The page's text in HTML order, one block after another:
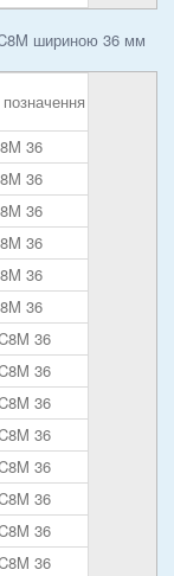
шириною 36 мм
36
36
36
36
36
36
36
36
36
36
36
36
36
36